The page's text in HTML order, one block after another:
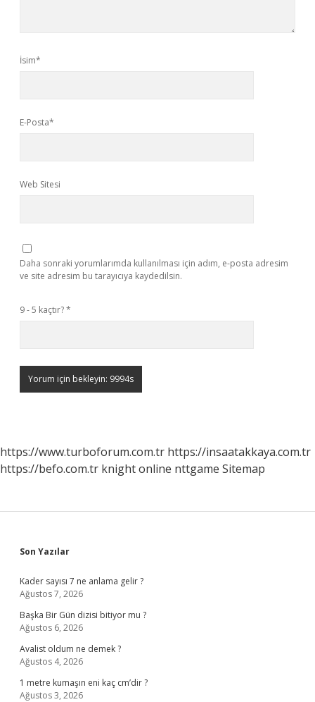
İsim*
E-Posta*
Web Sitesi
Daha sonraki yorumlarımda kullanılması için adım, e-posta adresim
ve site adresim bu tarayıcıya kaydedilsin.
9 - 5 kaçtır?*
https://www.turboforum.com.tr https://insaatakkaya.com.tr
https://befo.com.tr knight online nttgame Sitemap
Sidebar
Son Yazılar
Kader sayısı 7 ne anlama gelir ?
Ağustos 7, 2026
Başka Bir Gün dizisi bitiyor mu ?
Ağustos 6, 2026
Avalist oldum ne demek ?
Ağustos 4, 2026
1 metre kumaşın eni kaç cm’dir ?
Ağustos 3, 2026